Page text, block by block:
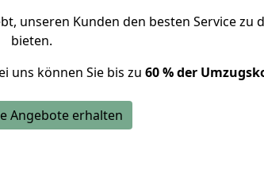
unseren Kunden den besten Service zu
bieten.
uns können Sie bis zu 60 % der
Angebote erhalten